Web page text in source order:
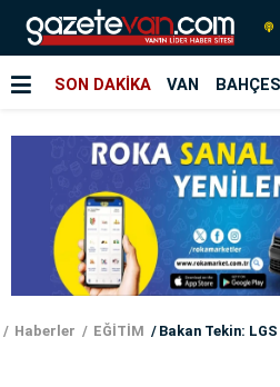
SON DAKİKA VAN
Haberler EĞİTİM Bakan Tekin: LGS sınavını bir